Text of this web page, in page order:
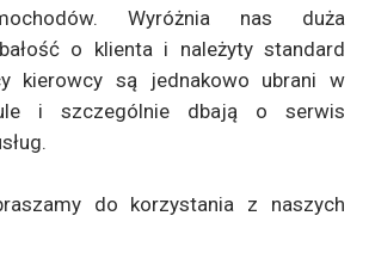
Wyróżnia nas duża
o klienta i należyty standard
kierowcy są jednakowo ubrani w
i szczególnie dbają o serwis
do korzystania z naszych